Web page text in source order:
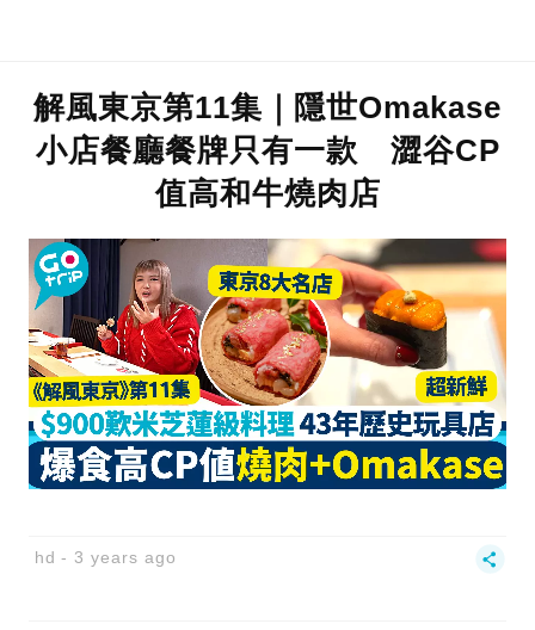
解風東京第11集｜隱世Omakase
小店餐廳餐牌只有一款 澀谷CP
值高和牛燒肉店
hd 3 years ago